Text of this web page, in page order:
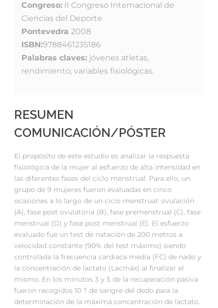
Congreso: II Congreso Internacional de
Ciencias del Deporte
Pontevedra 2008
ISBN:9788461235186
Palabras claves: jóvenes atletas,
rendimiento, variables fisiológicas.
RESUMEN
COMUNICACIÓN/PÓSTER
El propósito de este estudio es analizar la respuesta
fisiológica de la mujer al esfuerzo de alta intensidad en
las diferentes fases del ciclo menstrual. Para ello, un
grupo de 9 mujeres fueron evaluadas en cinco
ocasiones a lo largo de un ciclo menstrual: ovulación
(A), fase post ovulatoria (B), fase premenstrual (C), fase
menstrual (D) y fase post menstrual (E). El esfuerzo
evaluado fue un test de natación de 200 metros a
velocidad constante (90% del test máximo) siendo
controlada la frecuencia cardiaca media (FC) de nado y
la concentración de lactato (Lacmáx) al finalizar el
mismo. En los minutos 3 y 5 de la recuperación pasiva
fueron recogidos 10 ? de sangre del dedo para la
determinación de la máxima concentración de lactato.